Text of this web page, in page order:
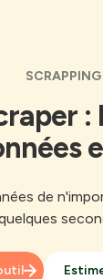
SCRAPPING
de